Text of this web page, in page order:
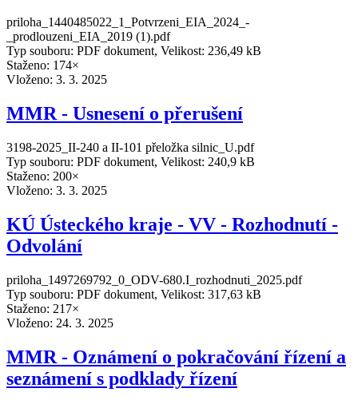
priloha_1440485022_1_Potvrzeni_EIA_2024_-
_prodlouzeni_EIA_2019 (1).pdf
Typ souboru: PDF dokument, Velikost: 236,49 kB
Staženo: 174×
Vloženo: 3. 3. 2025
MMR - Usnesení o přerušení
3198-2025_II-240 a II-101 přeložka silnic_U.pdf
Typ souboru: PDF dokument, Velikost: 240,9 kB
Staženo: 200×
Vloženo: 3. 3. 2025
KÚ Ústeckého kraje - VV - Rozhodnutí -
Odvolání
priloha_1497269792_0_ODV-680.I_rozhodnuti_2025.pdf
Typ souboru: PDF dokument, Velikost: 317,63 kB
Staženo: 217×
Vloženo: 24. 3. 2025
MMR - Oznámení o pokračování řízení a
seznámení s podklady řízení